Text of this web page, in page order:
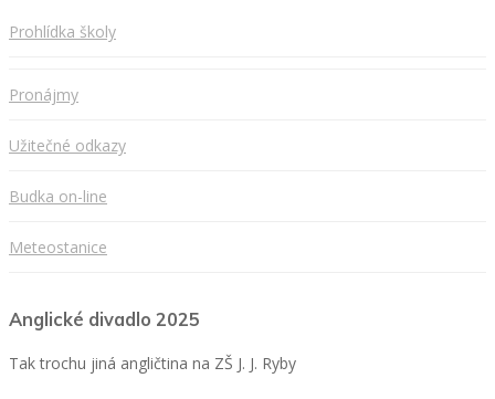
Prohlídka školy
Pronájmy
Užitečné odkazy
Budka on-line
Meteostanice
Anglické divadlo 2025
Tak trochu jiná angličtina na ZŠ J. J. Ryby